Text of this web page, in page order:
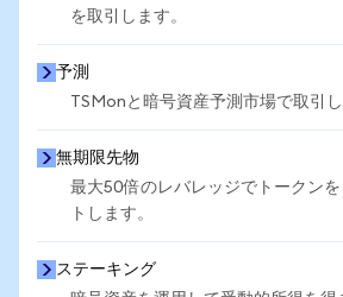
を取引します。
予測
TSMonと暗号資産予測市場で取引し
無期限先物
最大50倍のレバレッジでトークン
トします。
ステーキング